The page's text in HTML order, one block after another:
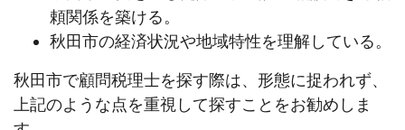
頼関係を築ける。
秋田市の経済状況や地域特性を理解している。
秋田市で顧問税理士を探す際は、形態に捉われず、
上記のような点を重視して探すことをお勧めしま